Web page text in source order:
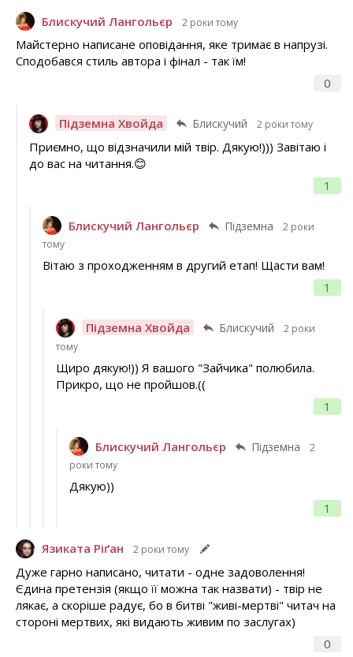
Блискучий Лангольєр 2 роки тому
0
Майстерно написане оповідання, яке тримає в напрузі.
Сподобався стиль автора і фінал - так їм!
Підземна Хвойда Блискучий 2 роки тому
1
Приємно, що відзначили мій твір. Дякую!))) Завітаю і
до вас на читання.😊
Блискучий Лангольєр Підземна
2 роки
тому
1
Вітаю з проходженням в другий етап! Щасти вам!
Підземна Хвойда Блискучий
2 роки
тому
1
Щиро дякую!)) Я вашого "Зайчика" полюбила.
Прикро, що не пройшов.((
Блискучий Лангольєр Підземна
2
роки тому
1
Дякую))
Язиката Ріґан 2 роки тому
0
Дуже гарно написано, читати - одне задоволення!
Єдина претензія (якщо її можна так назвати) - твір не
лякає, а скоріше радує, бо в битві "живі-мертві" читач на
стороні мертвих, які видають живим по заслугах)